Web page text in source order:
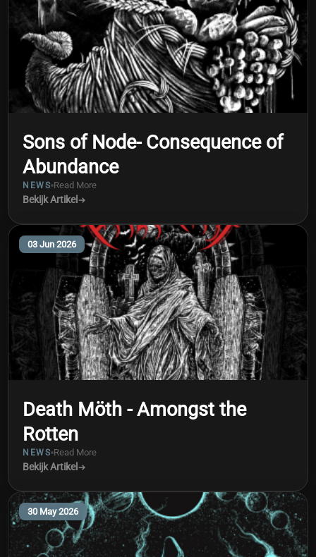
Sons of Node- Consequence of
Abundance
NEWS Read More
Bekijk Artikel
03 Jun 2026
Death Möth - Amongst the
Rotten
NEWS Read More
Bekijk Artikel
30 May 2026